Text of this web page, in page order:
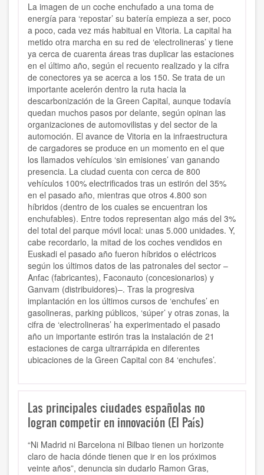
La imagen de un coche enchufado a una toma de
energía para ‘repostar’ su batería empieza a ser, poco
a poco, cada vez más habitual en Vitoria. La capital ha
metido otra marcha en su red de ‘electrolineras’ y tiene
ya cerca de cuarenta áreas tras duplicar las estaciones
en el último año, según el recuento realizado y la cifra
de conectores ya se acerca a los 150. Se trata de un
importante acelerón dentro la ruta hacia la
descarbonización de la Green Capital, aunque todavía
quedan muchos pasos por delante, según opinan las
organizaciones de automovilistas y del sector de la
automoción. El avance de Vitoria en la infraestructura
de cargadores se produce en un momento en el que
los llamados vehículos ‘sin emisiones’ van ganando
presencia. La ciudad cuenta con cerca de 800
vehículos 100% electrificados tras un estirón del 35%
en el pasado año, mientras que otros 4.800 son
híbridos (dentro de los cuales se encuentran los
enchufables). Entre todos representan algo más del 3%
del total del parque móvil local: unas 5.000 unidades. Y,
cabe recordarlo, la mitad de los coches vendidos en
Euskadi el pasado año fueron híbridos o eléctricos
según los últimos datos de las patronales del sector –
Anfac (fabricantes), Faconauto (concesionarios) y
Ganvam (distribuidores)–. Tras la progresiva
implantación en los últimos cursos de ‘enchufes’ en
gasolineras, parking públicos, ‘súper’ y otras zonas, la
cifra de ‘electrolineras’ ha experimentado el pasado
año un importante estirón tras la instalación de 21
estaciones de carga ultrarrápida en diferentes
ubicaciones de la Green Capital con 84 ‘enchufes’.
Las principales ciudades españolas no
logran competir en innovación (El País)
“Ni Madrid ni Barcelona ni Bilbao tienen un horizonte
claro de hacia dónde tienen que ir en los próximos
veinte años”, denuncia sin dudarlo Ramon Gras,